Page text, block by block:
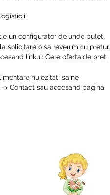
un configurator de unde puteti
solicitare o sa revenim cu
linkul: Cere oferta de pret.
nu ezitati sa ne
Contact sau accesand pagina